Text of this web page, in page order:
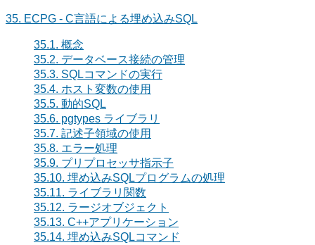
35. ECPG - C言語による埋め込みSQL
35.1. 概念
35.2. データベース接続の管理
35.3. SQLコマンドの実行
35.4. ホスト変数の使用
35.5. 動的SQL
35.6. pgtypes ライブラリ
35.7. 記述子領域の使用
35.8. エラー処理
35.9. プリプロセッサ指示子
35.10. 埋め込みSQLプログラムの処理
35.11. ライブラリ関数
35.12. ラージオブジェクト
35.13. C++アプリケーション
35.14. 埋め込みSQLコマンド